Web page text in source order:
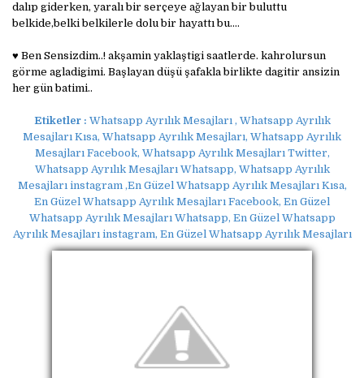
dalıp giderken, yaralı bir serçeye ağlayan bir buluttu
belkide,belki belkilerle dolu bir hayattı bu....
♥ Ben Sensizdim..! akşamin yaklaştigi saatlerde. kahrolursun
görme agladigimi. Başlayan düşü şafakla birlikte dagitir ansizin
her gün batimi..
Etiketler : Whatsapp Ayrılık Mesajları , Whatsapp Ayrılık
Mesajları Kısa, Whatsapp Ayrılık Mesajları, Whatsapp Ayrılık
Mesajları Facebook, Whatsapp Ayrılık Mesajları Twitter,
Whatsapp Ayrılık Mesajları Whatsapp, Whatsapp Ayrılık
Mesajları instagram ,En Güzel Whatsapp Ayrılık Mesajları Kısa,
En Güzel Whatsapp Ayrılık Mesajları Facebook, En Güzel
Whatsapp Ayrılık Mesajları Whatsapp, En Güzel Whatsapp
Ayrılık Mesajları instagram, En Güzel Whatsapp Ayrılık Mesajları